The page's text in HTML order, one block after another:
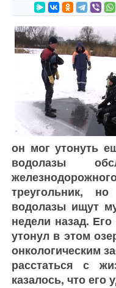
он мог утонуть
водолазы
треугольник,
водолазы ищут
недели назад.
утонул в этом
онкологическим
расстаться с
казалось, что его